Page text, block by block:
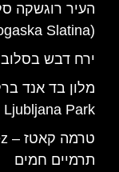
העיר רוגשקה
(Rogaska Slatina)
ירח דבש
Ljubljana Park
תרמיים חמים